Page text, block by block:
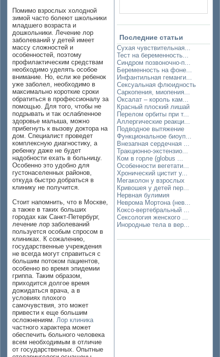
Помимо взрослых холодной
зимой часто болеют школьники
младшего возраста и
дошкольники. Лечение лор
заболеваний у детей имеет
массу сложностей и
особенностей, поэтому
профилактическим средствам
необходимо уделять особое
внимание. Но, если же ребенок
уже заболел, необходимо в
максимально короткие сроки
обратиться в профессионалу за
помощью. Для того, чтобы не
подрывать и так ослабленное
здоровье малыша, можно
прибегнуть к вызову доктора на
дом. Специалист проведет
комплексную диагностику, а
ребенку даже не будет
надобности ехать в больницу.
Особенно это удобно для
густонаселенных районов,
откуда быстро добраться в
клинику не получится.
Стоит напомнить, что в Москве,
а также в таких больших
городах как Санкт-Петербург,
лечение лор заболеваний
пользуется особым спросом в
клиниках. К сожалению,
государственные учреждения
не всегда могут справиться с
большим потоком пациентов,
особенно во время эпидемии
гриппа. Таким образом,
приходится долгое время
дожидаться врача, а в
условиях плохого
самочувствия, это может
привести к еще большим
осложнениям. Лор клиника
частного характера может
обеспечить больного человека
всем необходимым в отличие
от государственных. Опытные
Последние статьи
Сухая чувствительная...
Тест на беременность...
Синдром позвоночно-п...
Беременность на фоне...
Инфантильная геманги...
Сексуальная флюидность
Саркопения, миопения...
Оксалат – король кам...
Красный плоский лишай
Перелом орбиты при т...
Аллергические реакци...
Подводное вытяжение
Функциональное биоуп...
Внезапная сердечная ...
Тракционно-экстензио...
Ком в горле (globus ...
Особенности вегетати...
Хронический цистит у...
Мегаколон у взрослых
Кривошея у детей пер...
Нервная булимия
Неврома Мортона (нев...
Коксо-вертебральный ...
Сексология женского ...
Инородные тела в вер...